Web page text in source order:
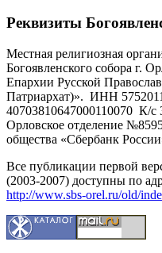
Реквизиты
Местная религиозная
Богоявленского собора г.
Епархии Русской
Патриархат)». ИНН
40703810647000110070 К/с
Орловское отделение
общества «Сбербанк
Все публикации первой
(2003-2007) доступны по
http://www.sbs-orel.ru/old/